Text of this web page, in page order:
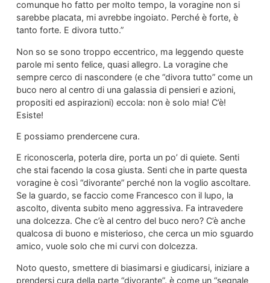
comunque ho fatto per molto tempo, la voragine non si
sarebbe placata, mi avrebbe ingoiato. Perché è forte, è
tanto forte. E divora tutto.”
Non so se sono troppo eccentrico, ma leggendo queste
parole mi sento felice, quasi allegro. La voragine che
sempre cerco di nascondere (e che “divora tutto” come un
buco nero al centro di una galassia di pensieri e azioni,
propositi ed aspirazioni) eccola: non è solo mia! C’è!
Esiste!
E possiamo prendercene cura.
E riconoscerla, poterla dire, porta un po’ di quiete. Senti
che stai facendo la cosa giusta. Senti che in parte questa
voragine è così “divorante” perché non la voglio ascoltare.
Se la guardo, se faccio come Francesco con il lupo, la
ascolto, diventa subito meno aggressiva. Fa intravedere
una dolcezza. Che c’è al centro del buco nero? C’è anche
qualcosa di buono e misterioso, che cerca un mio sguardo
amico, vuole solo che mi curvi con dolcezza.
Noto questo, smettere di biasimarsi e giudicarsi, iniziare a
prendersi cura della parte “divorante”, è come un “segnale